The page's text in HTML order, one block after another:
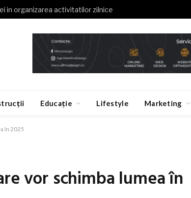
in organizarea activitatilor zilnice
Educație Lifestyle Marketing
în 2025
vor schimba lumea în